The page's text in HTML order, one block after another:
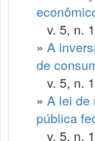
v. 5, n.
» A
de
v. 5, n.
» A lei de
pública
v. 5, n.